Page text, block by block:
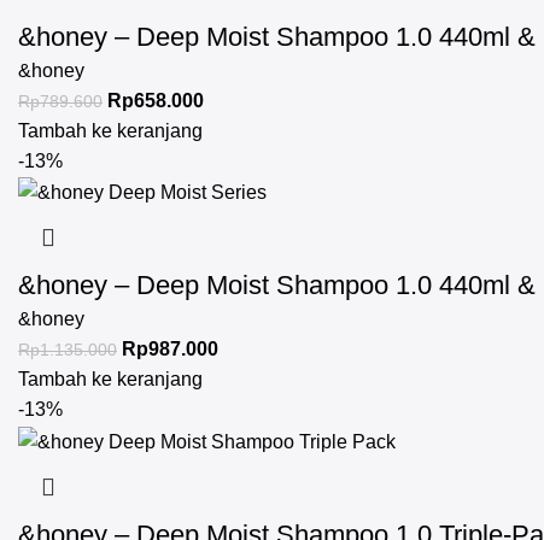
&honey – Deep Moist Shampoo 1.0 440ml
&honey
Rp789.600 Rp658.000
Tambah ke keranjang
-13%
&honey – Deep Moist Shampoo 1.0 440ml
&honey
Rp1.135.000 Rp987.000
Tambah ke keranjang
-13%